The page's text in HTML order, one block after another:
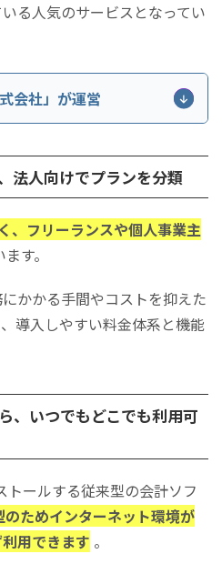
る人気のサービスとなってい
会社」が運営
人（※2024年6月末時点、連結
〒141-0032 東京都品川区大崎1-2-2ア
ジ大崎セントラルタワー 21階
年7月
幌支社（開発）、札幌支社（営業）
格請求書発行事業者（登録番号：
T7010401100770）
株式会社
法人向けでプランを分類
、フリーランスや個人事業主
す。
かかる手間やコストを抑えた
導入しやすい料金体系と機能
、いつでもどこでも利用可
ールする従来型の会計ソフ
のためインターネット環境が
用できます 。